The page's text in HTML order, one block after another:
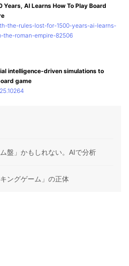
Years, AI Learns How To Play Board
the-rules-lost-for-1500-years-ai-learns-
the-roman-empire-82506
intelligence-driven simulations to
game
盤」かもしれない。AIで分析
ングゲーム」の正体